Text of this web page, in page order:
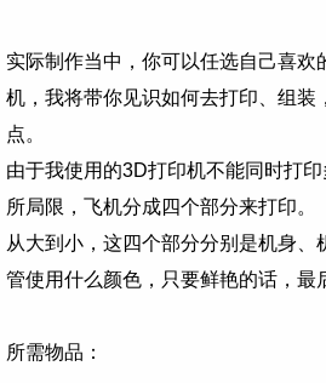
实际制作当中，你可以任选自己喜欢
机，我将带你见识如何去打印、组装
点。
由于我使用的3D打印机不能同时打
所局限，飞机分成四个部分来打印。
从大到小，这四个部分分别是机身、
管使用什么颜色，只要鲜艳的话，最
所需物品：